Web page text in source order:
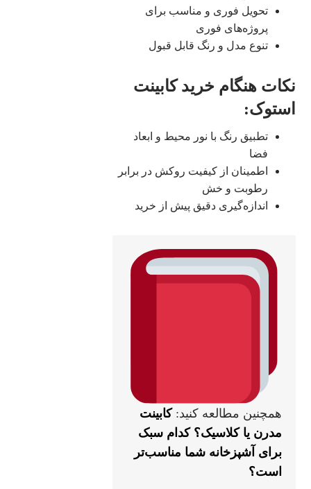
تحویل فوری و مناسب برای
پروژه‌های فوری
تنوع مدل و رنگ قابل قبول
نکات هنگام خرید کابینت
استوک:
تطبیق رنگ با نور محیط و ابعاد
فضا
اطمینان از کیفیت روکش در برابر
رطوبت و خش
اندازه‌گیری دقیق پیش از خرید
همچنین مطالعه کنید:کابینت
مدرن یا کلاسیک؟ کدام سبک
برای آشپزخانه شما مناسب‌تر
است؟